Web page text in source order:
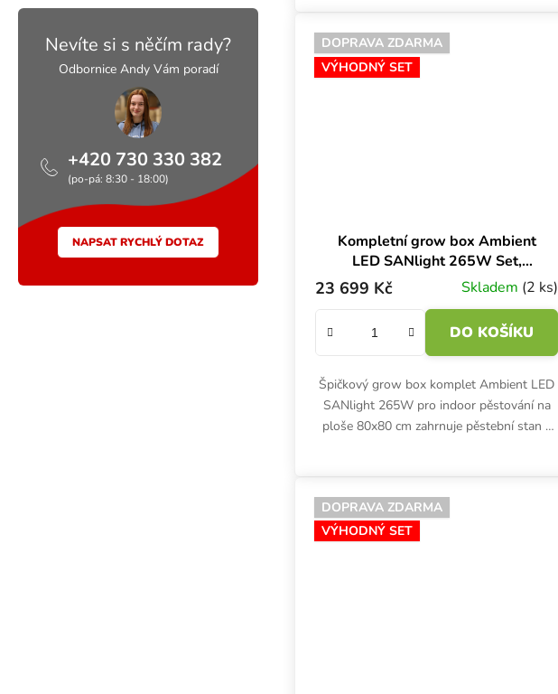
Nevíte si s něčím rady?
Odbornice Andy Vám poradí
+420 730 330 382
(po-pá: 8:30 - 18:00)
NAPSAT RYCHLÝ DOTAZ
DOPRAVA ZDARMA
VÝHODNÝ SET
Kompletní grow box Ambient
LED SANlight 265W Set,
80x80x180 cmSkladem (2 ks)
23 699 Kč
DO KOŠÍKU
Špičkový grow box komplet Ambient LED
SANlight 265W pro indoor pěstování na
ploše 80x80 cm zahrnuje pěstební stan s
DOPRAVA ZDARMA
VÝHODNÝ SET